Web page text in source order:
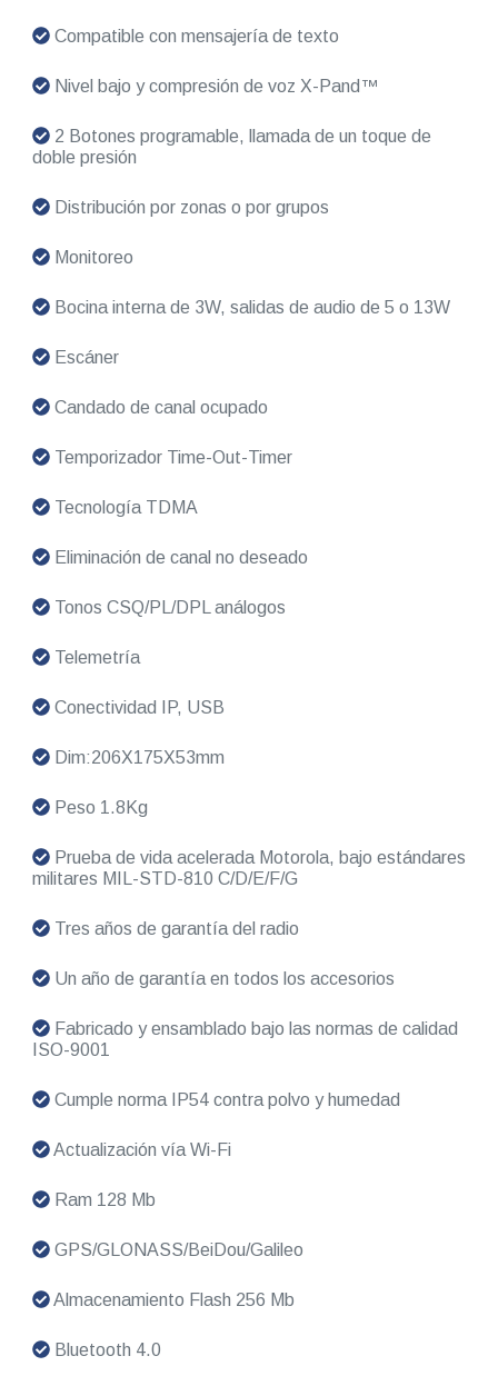
Compatible con mensajería de texto
Nivel bajo y compresión de voz X-Pand™
2 Botones programable, llamada de un toque de
doble presión
Distribución por zonas o por grupos
Monitoreo
Bocina interna de 3W, salidas de audio de 5 o 13W
Escáner
Candado de canal ocupado
Temporizador Time-Out-Timer
Tecnología TDMA
Eliminación de canal no deseado
Tonos CSQ/PL/DPL análogos
Telemetría
Conectividad IP, USB
Dim:206X175X53mm
Peso 1.8Kg
Prueba de vida acelerada Motorola, bajo estándares
militares MIL-STD-810 C/D/E/F/G
Tres años de garantía del radio
Un año de garantía en todos los accesorios
Fabricado y ensamblado bajo las normas de calidad
ISO-9001
Cumple norma IP54 contra polvo y humedad
Actualización vía Wi-Fi
Ram 128 Mb
GPS/GLONASS/BeiDou/Galileo
Almacenamiento Flash 256 Mb
Bluetooth 4.0